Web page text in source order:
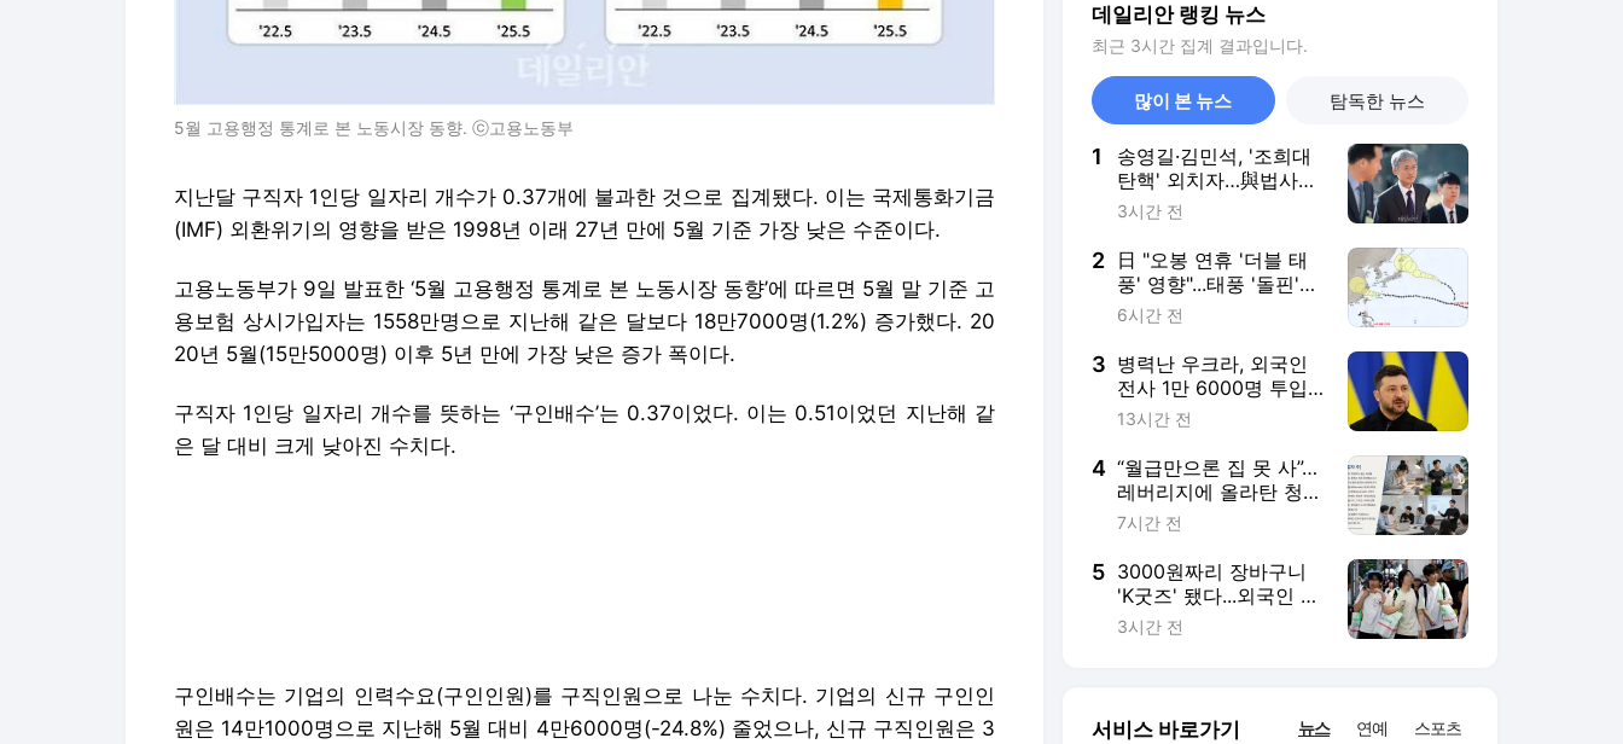
5월 고용행정 통계로 본 노동시장 동향. ⓒ고용노동부
지난달 구직자 1인당 일자리 개수가 0.37개에 불과한 것으로 집계됐다. 이는 국제통화기금
(IMF) 외환위기의 영향을 받은 1998년 이래 27년 만에 5월 기준 가장 낮은 수준이다.
고용노동부가 9일 발표한 ‘5월 고용행정 통계로 본 노동시장 동향’에 따르면 5월 말 기준 고
용보험 상시가입자는 1558만명으로 지난해 같은 달보다 18만7000명(1.2%) 증가했다. 20
20년 5월(15만5000명) 이후 5년 만에 가장 낮은 증가 폭이다.
구직자 1인당 일자리 개수를 뜻하는 ‘구인배수’는 0.37이었다. 이는 0.51이었던 지난해 같
은 달 대비 크게 낮아진 수치다.
수 중 가장 낮은 수준이고 2023년 3월 이후 27개월 연속으로 감소하고 있다”고 설명했다.
데일리안 랭킹 뉴스
최근 3시간 집계 결과입니다.
많이 본 뉴스 탐독한 뉴스
1
송영길·김민석, '조희대
탄핵' 외치자…與법사위
원들 "즉시 대법관 제청
3시간 전
2 日 "오봉 연휴 '더블 태
풍' 영향"...태풍 '돌핀'
한국 영향 줄까
6시간 전
3 병력난 우크라, 외국인
전사 1만 6000명 투입…
중남미 출신 40%
13시간 전
4 “월급만으론 집 못 사”…
레버리지에 올라탄 청년
들 [Now 2.30]
7시간 전
5 3000원짜리 장바구니
'K굿즈' 됐다...외국인 관
광객 필수템은?
3시간 전
서비스 바로가기 뉴스 연예 스포츠